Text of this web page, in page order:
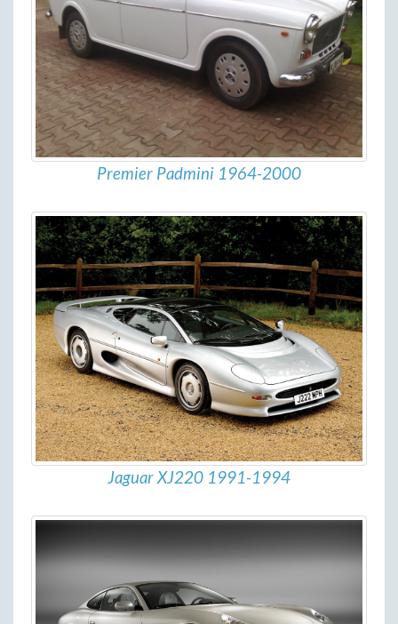
Premier Padmini 1964-2000
Jaguar XJ220 1991-1994